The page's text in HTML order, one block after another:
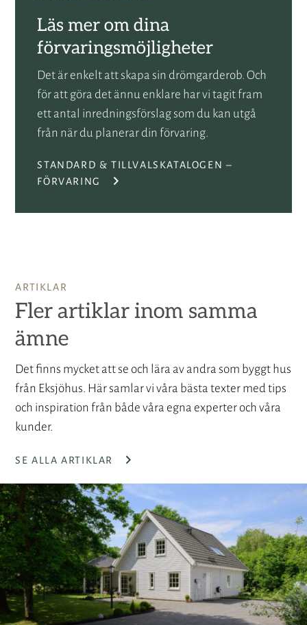
Läs mer om dina
förvaringsmöjligheter
Det är enkelt att skapa sin drömgarderob. Och
för att göra det ännu enklare har vi tagit fram
ett antal inredningsförslag som du kan utgå
från när du planerar din förvaring.
STANDARD & TILLVALSKATALOGEN –
FÖRVARING
ARTIKLAR
Fler artiklar inom samma
ämne
Det finns mycket att se och lära av andra som byggt hus
från Eksjöhus. Här samlar vi våra bästa texter med tips
och inspiration från både våra egna experter och våra
kunder.
SE ALLA ARTIKLAR